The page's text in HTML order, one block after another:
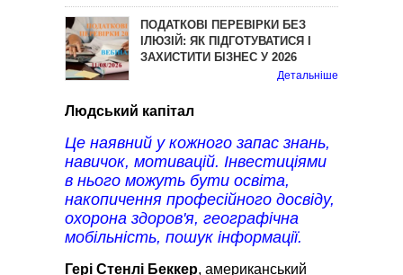
ПОДАТКОВІ ПЕРЕВІРКИ БЕЗ
ІЛЮЗІЙ: ЯК ПІДГОТУВАТИСЯ І
ЗАХИСТИТИ БІЗНЕС У 2026
Детальніше
Людський капітал
Це наявний у кожного запас знань,
навичок, мотивацій. Інвестиціями
в нього можуть бути освіта,
накопичення професійного досвіду,
охорона здоров'я, географічна
мобільність, пошук інформації.
Гері Стенлі Беккер, американський